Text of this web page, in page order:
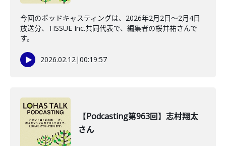
今回のポッドキャスティングは、2026年2月2日〜2月4日
放送分、TISSUE Inc.共同代表で、編集者の桜井祐さんで
す。
2026.02.12|00:19:57
【Podcasting第963回】志村翔太
さん